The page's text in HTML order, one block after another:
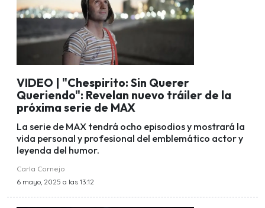
VIDEO | "Chespirito: Sin Querer
Queriendo": Revelan nuevo tráiler de la
próxima serie de MAX
La serie de MAX tendrá ocho episodios y mostrará la
vida personal y profesional del emblemático actor y
leyenda del humor.
Carla Cornejo
6 mayo, 2025 a las 13:12